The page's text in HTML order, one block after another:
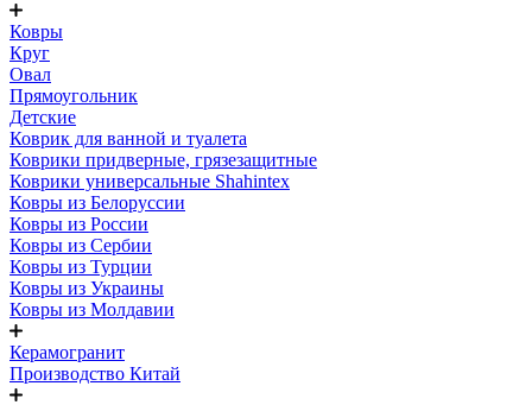
Ковры
Круг
Овал
Прямоугольник
Детские
Коврик для ванной и туалета
Коврики придверные, грязезащитные
Коврики универсальные Shahintex
Ковры из Белоруссии
Ковры из России
Ковры из Сербии
Ковры из Турции
Ковры из Украины
Ковры из Молдавии
Керамогранит
Производство Китай